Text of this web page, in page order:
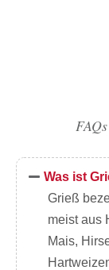
Was ist
Grieß
meist aus
Mais,